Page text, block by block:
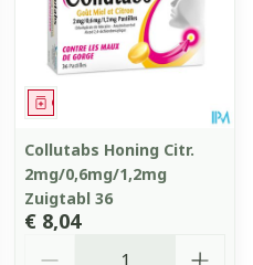
Geneesmiddel
Collutabs Honing Citr.
2mg/0,6mg/1,2mg
Zuigtabl 36
€ 8,04